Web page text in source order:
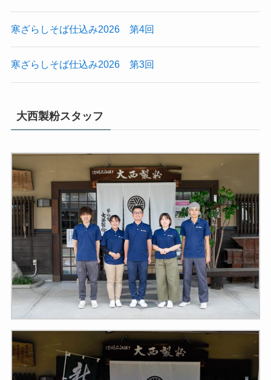
寒ざらしそば仕込み2026 第4回
寒ざらしそば仕込み2026 第3回
大西製粉スタッフ